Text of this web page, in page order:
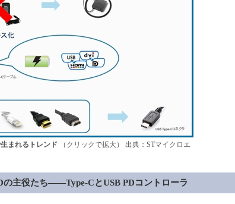
まれるトレンド （クリックで拡大） 出典：STマイクロエ
の主役たち――Type-CとUSB PDコントローラ